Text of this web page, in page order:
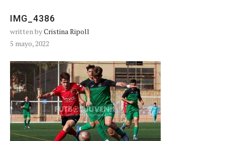
IMG_4386
written byCristina Ripoll
5 mayo, 2022